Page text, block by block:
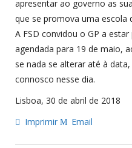
apresentar ao governo as
que se promova uma escola
A FSD convidou o GP a
agendada para 19 de maio,
se nada se alterar até à
connosco nesse dia.
Lisboa, 30 de abril de 2018
Imprimir
Email